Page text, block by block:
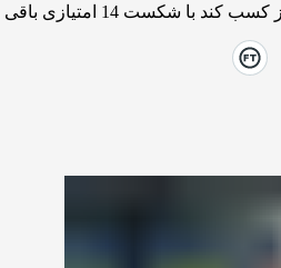
و در رده بیستم قرار دارد.